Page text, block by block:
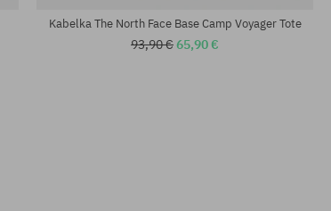
Kabelka The North Face Base Camp Voyager Tote
93,90 €65,90 €